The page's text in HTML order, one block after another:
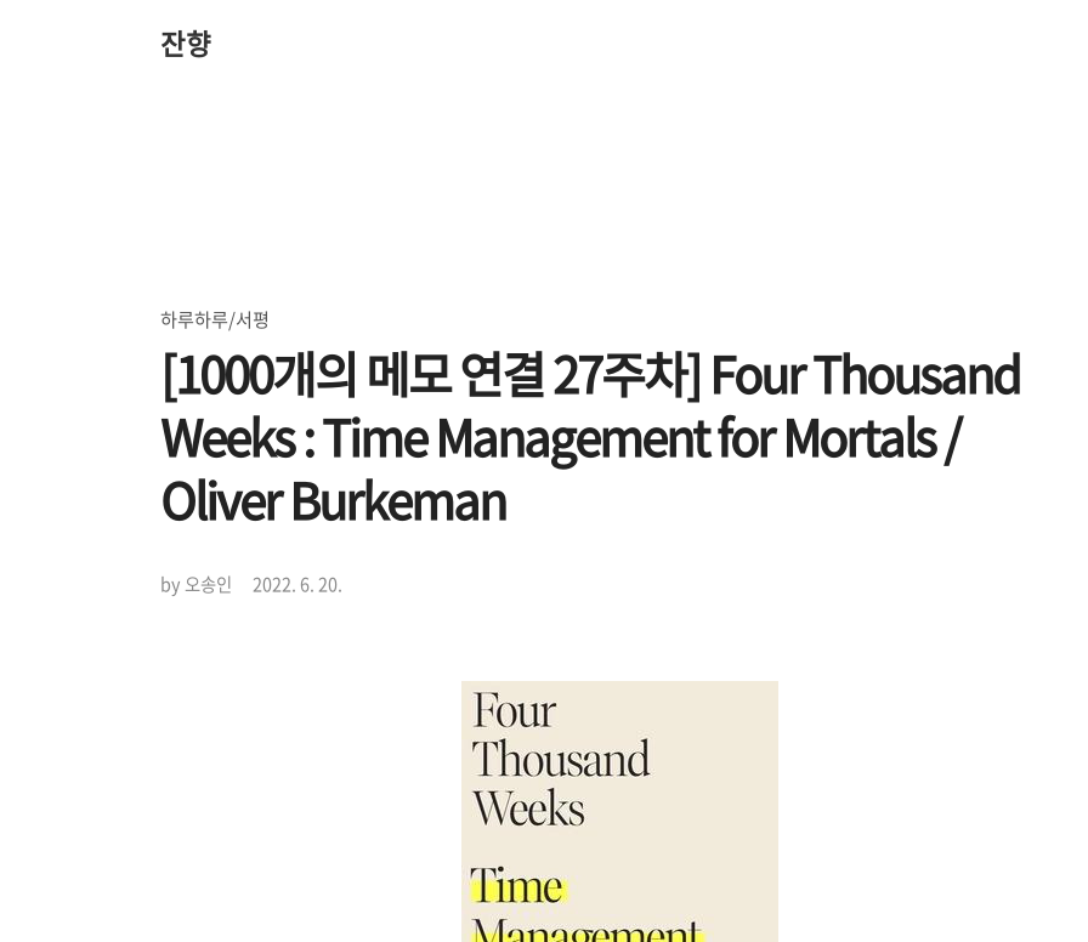
잔향
하루하루/서평
[1000개의 메모 연결 27주차] Four Thousand
Weeks : Time Management for Mortals /
Oliver Burkeman
by 오송인 2022. 6. 20.